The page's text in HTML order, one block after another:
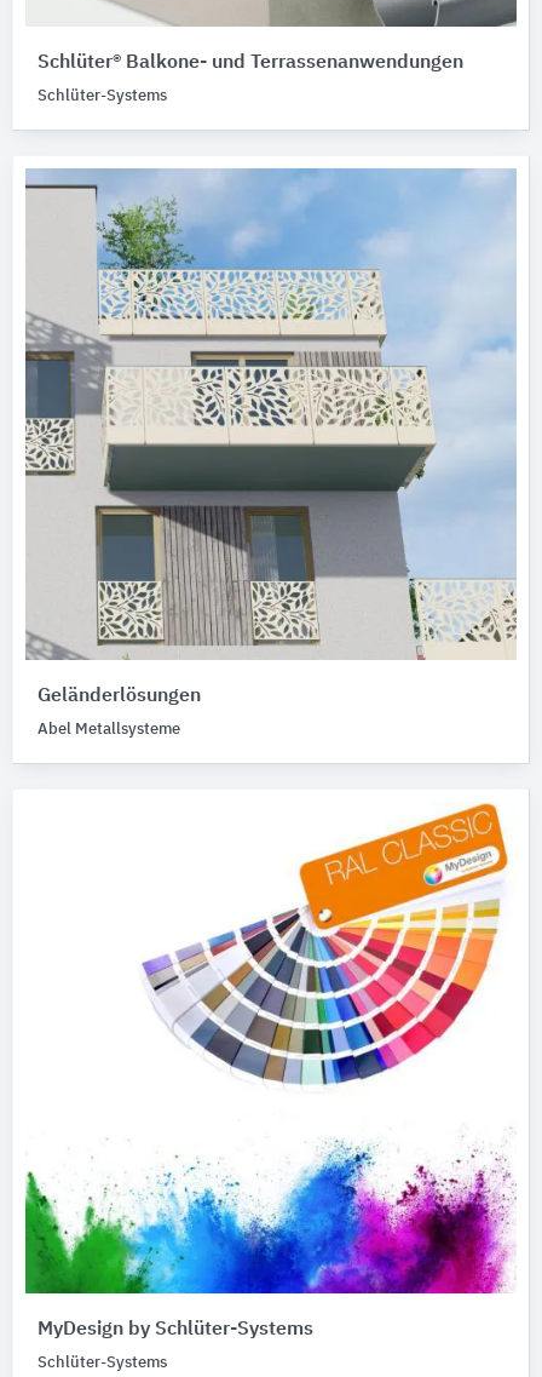
Schlüter® Balkone- und Terrassenanwendungen
Schlüter-Systems
Geländerlösungen
Abel Metallsysteme
MyDesign by Schlüter-Systems
Schlüter-Systems